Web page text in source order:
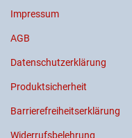
Impressum
AGB
Datenschutzerklärung
Produktsicherheit
Barrierefreiheitserklärung
Widerrufsbelehrung